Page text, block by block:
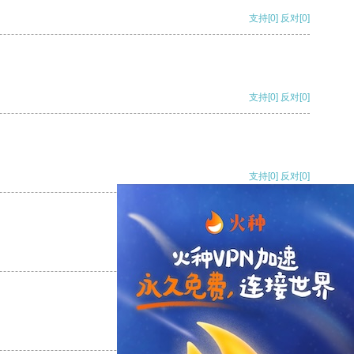
支持[0] 反对[0]
支持[0] 反对[0]
支持[0] 反对[0]
支持[0] 反对
支持